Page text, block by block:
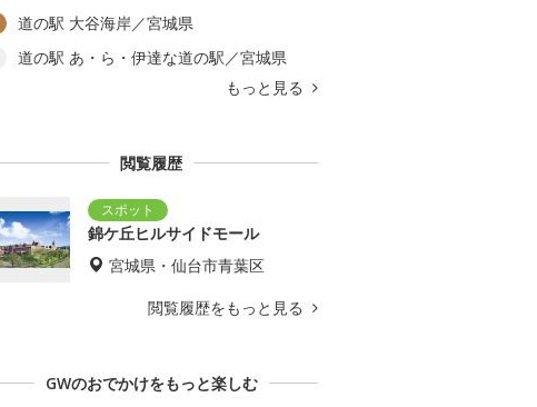
道の駅 大谷海岸／宮城県
道の駅 あ・ら・伊達な道の駅／宮城県
もっと見る
閲覧履歴
錦ケ丘ヒルサイドモール
宮城県・仙台市青葉区
閲覧履歴をもっと見る
GWのおでかけをもっと楽しむ